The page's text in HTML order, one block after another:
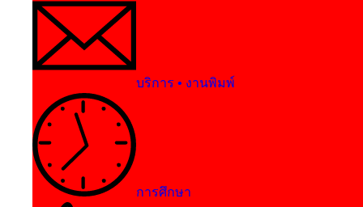
บริการ • งานพิมพ์
การศึกษา